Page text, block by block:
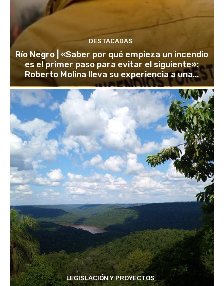
DESTACADAS
Río Negro | «Saber por qué empieza un incendio
es el primer paso para evitar el siguiente»:
Roberto Molina lleva su experiencia a una...
LEGISLACIÓN Y PROYECTOS